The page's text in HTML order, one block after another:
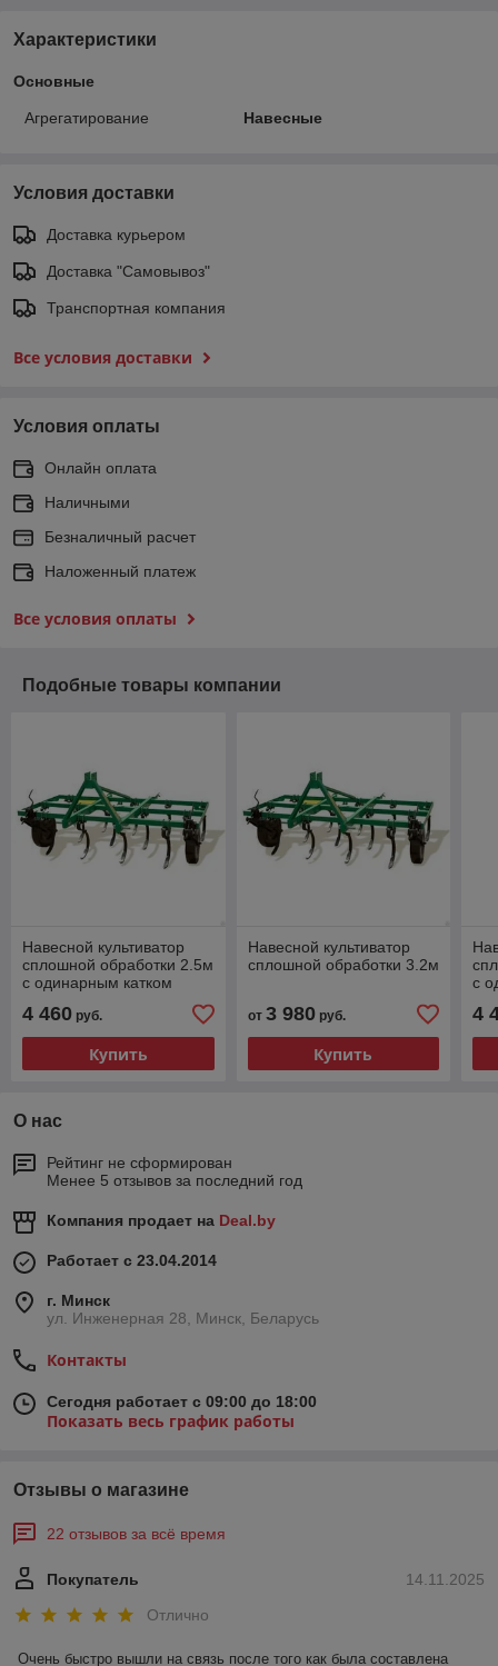
Характеристики
Основные
Агрегатирование Навесные
Условия доставки
Доставка курьером
Доставка "Самовывоз"
Транспортная компания
Все условия доставки
Условия оплаты
Онлайн оплата
Наличными
Безналичный расчет
Наложенный платеж
Все условия оплаты
Подобные товары компании
Навесной культиватор
сплошной обработки 2.5м
с одинарным катком
4 460 руб.
Купить
Навесной культиватор
сплошной обработки 3.2м
от 3 980руб.
Купить
с
4
О нас
Рейтинг не сформирован
Менее 5 отзывов за последний год
Компания продает на Deal.by
Работает с 23.04.2014
г. Минск
ул. Инженерная 28, Минск, Беларусь
Контакты
Сегодня работает с 09:00 до 18:00
Показать весь график работы
Отзывы о магазине
22 отзывов за всё время
14.11.2025
Покупатель
Отлично
Очень быстро вышли на связь после того как была составлена